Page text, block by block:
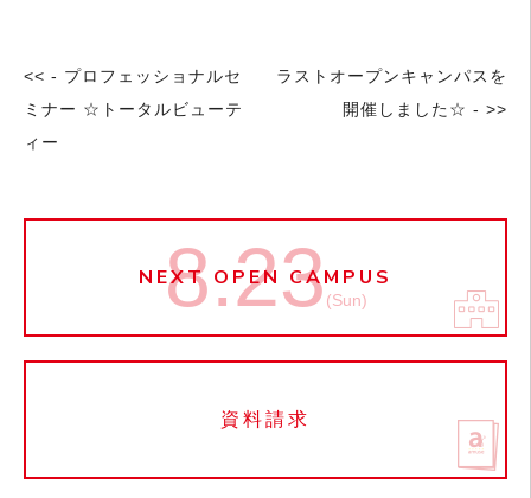
<< - プロフェッショナルセ
ミナー ☆トータルビューテ
ィー
ラストオープンキャンパスを
開催しました☆ - >>
NEXT OPEN CAMPUS
8.23(Sun)
資料請求